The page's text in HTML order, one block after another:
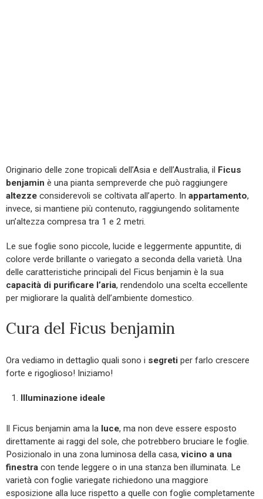
Originario delle zone tropicali dell’Asia e dell’Australia, il Ficus
benjamin è una pianta sempreverde che può raggiungere
altezze considerevoli se coltivata all’aperto. In appartamento,
invece, si mantiene più contenuto, raggiungendo solitamente
un’altezza compresa tra 1 e 2 metri.
Le sue foglie sono piccole, lucide e leggermente appuntite, di
colore verde brillante o variegato a seconda della varietà. Una
delle caratteristiche principali del Ficus benjamin è la sua
capacità di purificare l’aria, rendendolo una scelta eccellente
per migliorare la qualità dell’ambiente domestico.
Cura del Ficus benjamin
Ora vediamo in dettaglio quali sono i segreti per farlo crescere
forte e rigoglioso! Iniziamo!
Illuminazione ideale
Il Ficus benjamin ama la luce, ma non deve essere esposto
direttamente ai raggi del sole, che potrebbero bruciare le foglie.
Posizionalo in una zona luminosa della casa,vicino a una
finestra con tende leggere o in una stanza ben illuminata. Le
varietà con foglie variegate richiedono una maggiore
esposizione alla luce rispetto a quelle con foglie completamente